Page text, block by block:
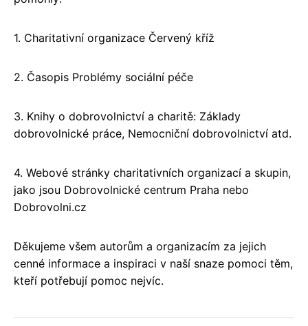
1. Charitativní organizace Červený kříž
2. Časopis Problémy sociální péče
3. Knihy o dobrovolnictví a charitě: Základy
dobrovolnické práce, Nemocniční dobrovolnictví atd.
4. Webové stránky charitativních organizací a skupin,
jako jsou Dobrovolnické centrum Praha nebo
Dobrovolni.cz
Děkujeme všem autorům a organizacím za jejich
cenné informace a inspiraci v naší snaze pomoci těm,
kteří potřebují pomoc nejvíc.